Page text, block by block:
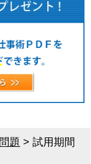
題 >試用期間